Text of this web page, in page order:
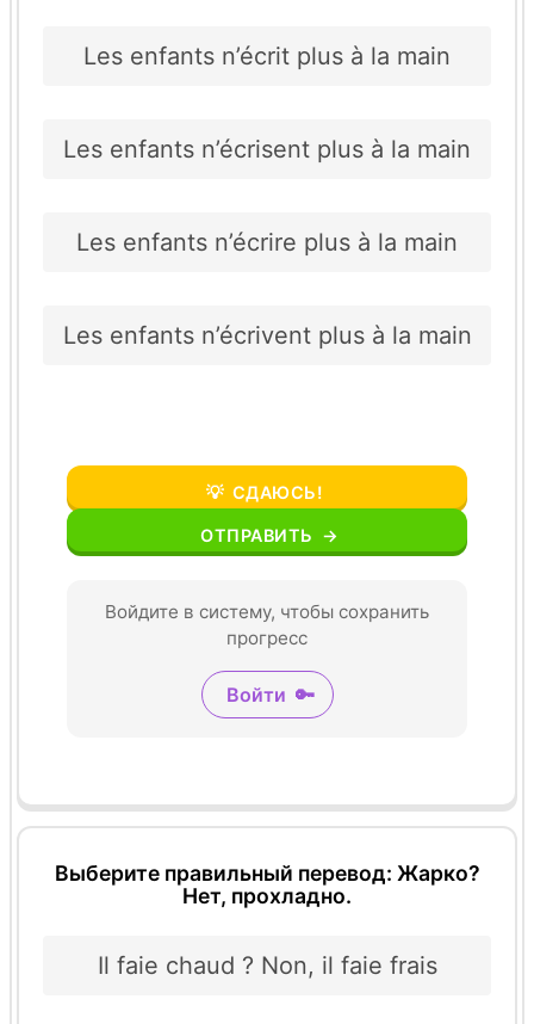
Les enfants n’écrit plus à la main
Les enfants n’écrisent plus à la main
Les enfants n’écrire plus à la main
Les enfants n’écrivent plus à la main
💡 СДАЮСЬ!
ОТПРАВИТЬ →
Войдите в систему, чтобы сохранить
прогресс
Войти 🔑
Выберите правильный перевод: Жарко?
Нет, прохладно.
Il faie chaud ? Non, il faie frais